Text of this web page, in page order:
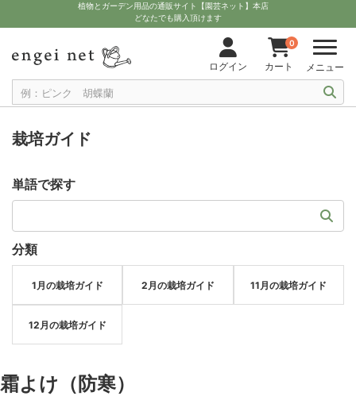
植物とガーデン用品の通販サイト【園芸ネット】本店
どなたでも購入頂けます
ログイン
0
カート メニュー
栽培ガイド
単語で探す
分類
1月の栽培ガイド 2月の栽培ガイド 11月の栽培ガイド
12月の栽培ガイド
霜よけ（防寒）